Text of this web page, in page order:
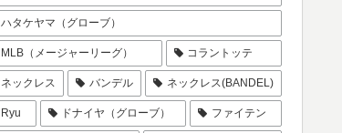
ハタケヤマ（グローブ）
MLB（メージャーリーグ） コラントッテ
ネックレス バンデル ネックレス(BANDEL)
Ryu ドナイヤ（グローブ） ファイテン